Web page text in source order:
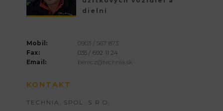
dielní
Mobil:
0903 / 567 873
Fax:
035 / 692 11 24
Email:
berecz@technia.sk
KONTAKT
TECHNIA, SPOL. S R.O.